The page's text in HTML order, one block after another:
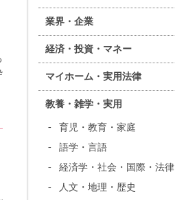
業界・企業
経済・投資・マネー
マイホーム・実用法律
教養・雑学・実用
育児・教育・家庭
語学・言語
経済学・社会・国際・法律
人文・地理・歴史